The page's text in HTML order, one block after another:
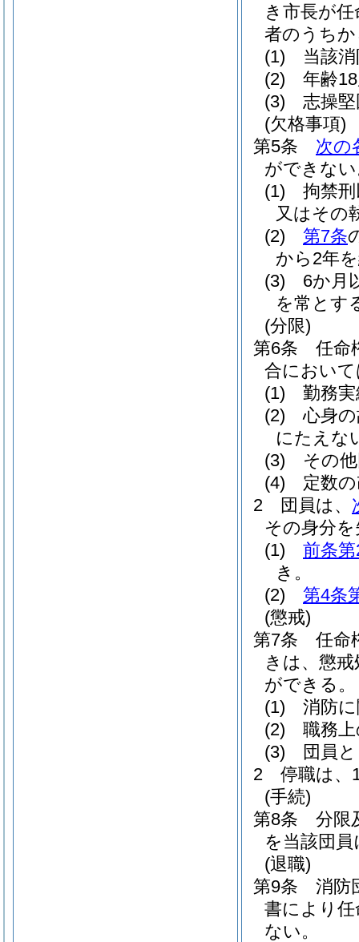
き市長が
者のうち
(1)
当該
(2)
年齢
(3)
志操
(欠格事項)
第5条
次の
ができな
(1)
拘禁
又はその
(2)
第7条
から2年
(3)
6か月
を常とす
(分限)
第6条
任命
合におい
(1)
勤務
(2)
心身
にたえな
(3)
その
(4)
定数
2
団員は、
その身分
(1)
前条
き。
(2)
第4条
(懲戒)
第7条
任命
きは、懲
ができる。
(1)
消防
(2)
職務
(3)
団員
2
停職は、
(手続)
第8条
分限
を当該団
(退職)
第9条
消防
書により
ない。